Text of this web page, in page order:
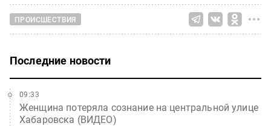
ПРОИСШЕСТВИЯ
Последние новости
Женщина потеряла сознание на центральной улице
Хабаровска (ВИДЕО)
09:33